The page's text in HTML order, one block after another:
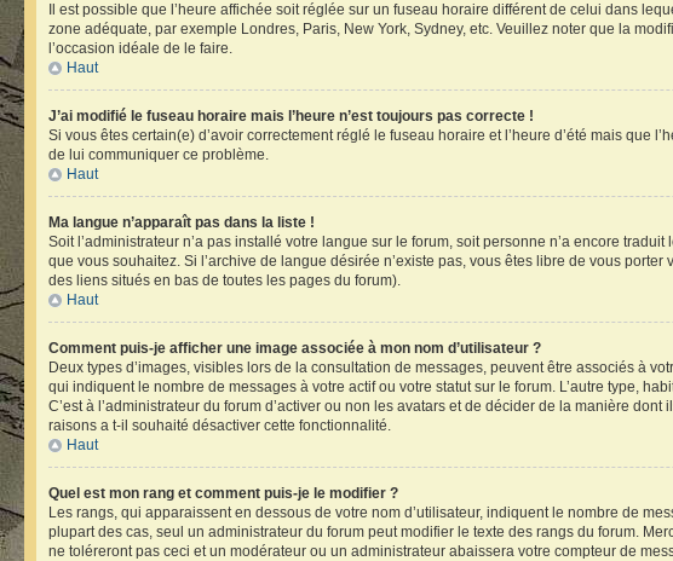
Il est possible que l’heure affichée soit réglée sur un fuseau horaire différent de celui dans
zone adéquate, par exemple Londres, Paris, New York, Sydney, etc. Veuillez noter que la
l’occasion idéale de le faire.
Haut
J’ai modifié le fuseau horaire mais l’heure n’est toujours pas correcte !
Si vous êtes certain(e) d’avoir correctement réglé le fuseau horaire et l’heure d’été mais que
de lui communiquer ce problème.
Haut
Ma langue n’apparaît pas dans la liste !
Soit l’administrateur n’a pas installé votre langue sur le forum, soit personne n’a encore
que vous souhaitez. Si l’archive de langue désirée n’existe pas, vous êtes libre de vous
des liens situés en bas de toutes les pages du forum).
Haut
Comment puis-je afficher une image associée à mon nom d’utilisateur ?
Deux types d’images, visibles lors de la consultation de messages, peuvent être associés à
qui indiquent le nombre de messages à votre actif ou votre statut sur le forum. L’autre type,
C’est à l’administrateur du forum d’activer ou non les avatars et de décider de la manière
raisons a t-il souhaité désactiver cette fonctionnalité.
Haut
Quel est mon rang et comment puis-je le modifier ?
Les rangs, qui apparaissent en dessous de votre nom d’utilisateur, indiquent le nombre de
plupart des cas, seul un administrateur du forum peut modifier le texte des rangs du forum.
ne toléreront pas ceci et un modérateur ou un administrateur abaissera votre compteur de